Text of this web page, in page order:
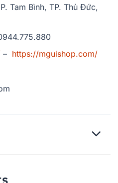
Tam Bình, TP. Thủ Đức,
– https://mguishop.com/